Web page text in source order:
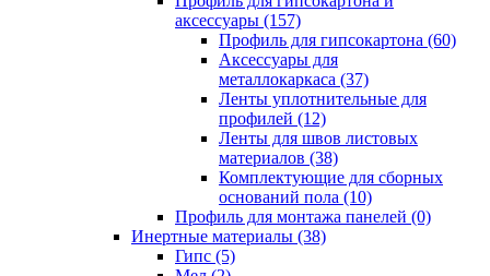
аксессуары (157)
Профиль для гипсокартона (60)
Аксессуары для
металлокаркаса (37)
Ленты уплотнительные для
профилей (12)
Ленты для швов листовых
материалов (38)
Комплектующие для сборных
оснований пола (10)
Профиль для монтажа панелей (0)
Инертные материалы (38)
Гипс (5)